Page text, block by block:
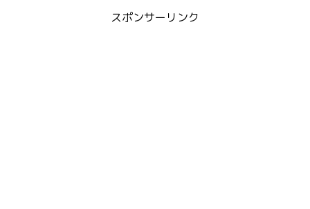
スポンサーリンク